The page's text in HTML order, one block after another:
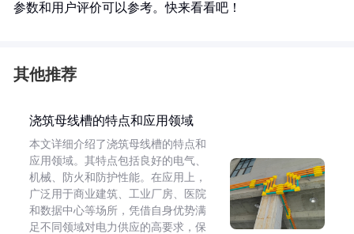
参数和用户评价可以参考。快来看看吧！
其他推荐
浇筑母线槽的特点和应用领域
本文详细介绍了浇筑母线槽的特点和
应用领域。其特点包括良好的电气、
机械、防火和防护性能。在应用上，
广泛用于商业建筑、工业厂房、医院
和数据中心等场所，凭借自身优势满
足不同领域对电力供应的高要求，保